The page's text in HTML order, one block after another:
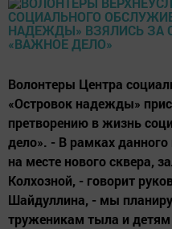
Волонтеры Центра
«Островок надежды»
претворению в жизнь
дело». - В рамках данного
на месте нового сквера,
Колхозной, - говорит
Шайдуллина, - мы
труженикам тыла и